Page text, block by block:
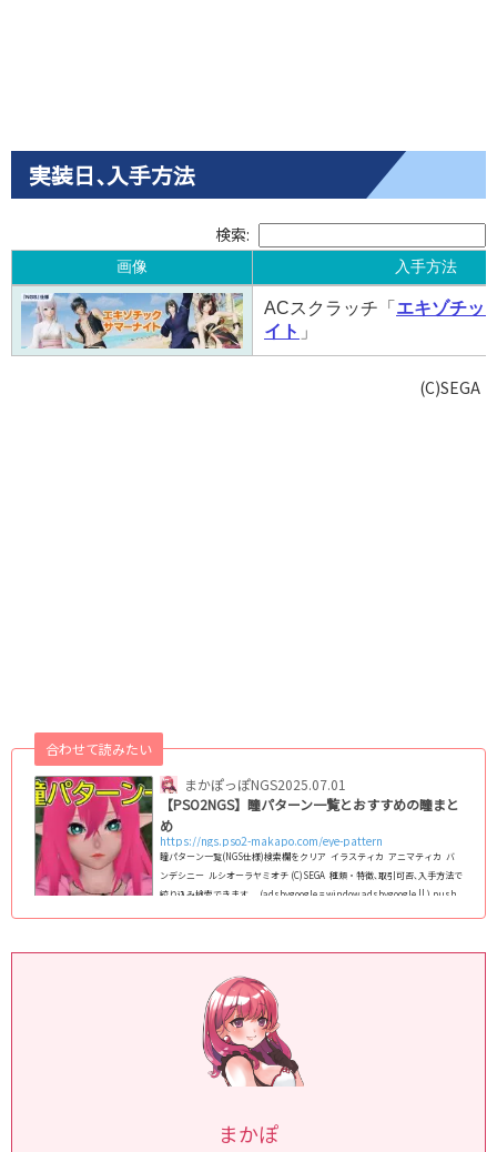
実装日､入手方法
検索:
画像 入手方法
画像 入手方法
ACスクラッチ「 エキゾチッ
イト 」
(C)SEGA
まかぽっぽNGS
合わせて読みたい
2025.07.01
【PSO2NGS】瞳パターン一覧とおすすめの瞳まと
め
https://ngs.pso2-makapo.com/eye-pattern
瞳パターン一覧(NGS仕様)検索欄をクリア イラスティカ アニマティカ バ
ンデシニー ルシオーラヤミオチ (C)SEGA 種類・特徴､取引可否､入手方法で
絞り込み検索できます｡ (adsbygoogle = window.adsbygoogle || ).push
新版で､1月1日現在､全124種類実装｡顔の中では瞳が変わる最重要パーツなの
まかぽ